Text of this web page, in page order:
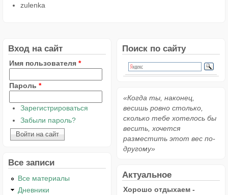
zulenka
Вход на сайт
Имя пользователя *
Пароль *
Зарегистрироваться
Забыли пароль?
Все записи
Все материалы
Дневники
Поиск по сайту
«Когда ты, наконец,
весишь ровно столько,
сколько тебе хотелось бы
весить, хочется
разместить этот вес по-
другому»
Актуальное
Хорошо отдыхаем -